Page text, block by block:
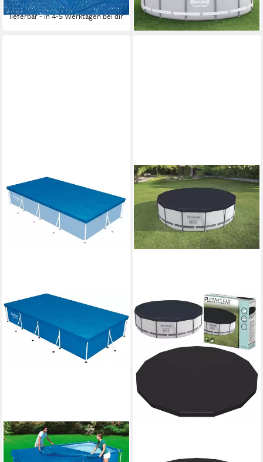
19,98 €
lieferbar - in 4-5 Werktagen bei dir
21,20 €
lieferbar - in 6-7 Werktagen bei dir
BESTWAY
Pool-Abdeckplane